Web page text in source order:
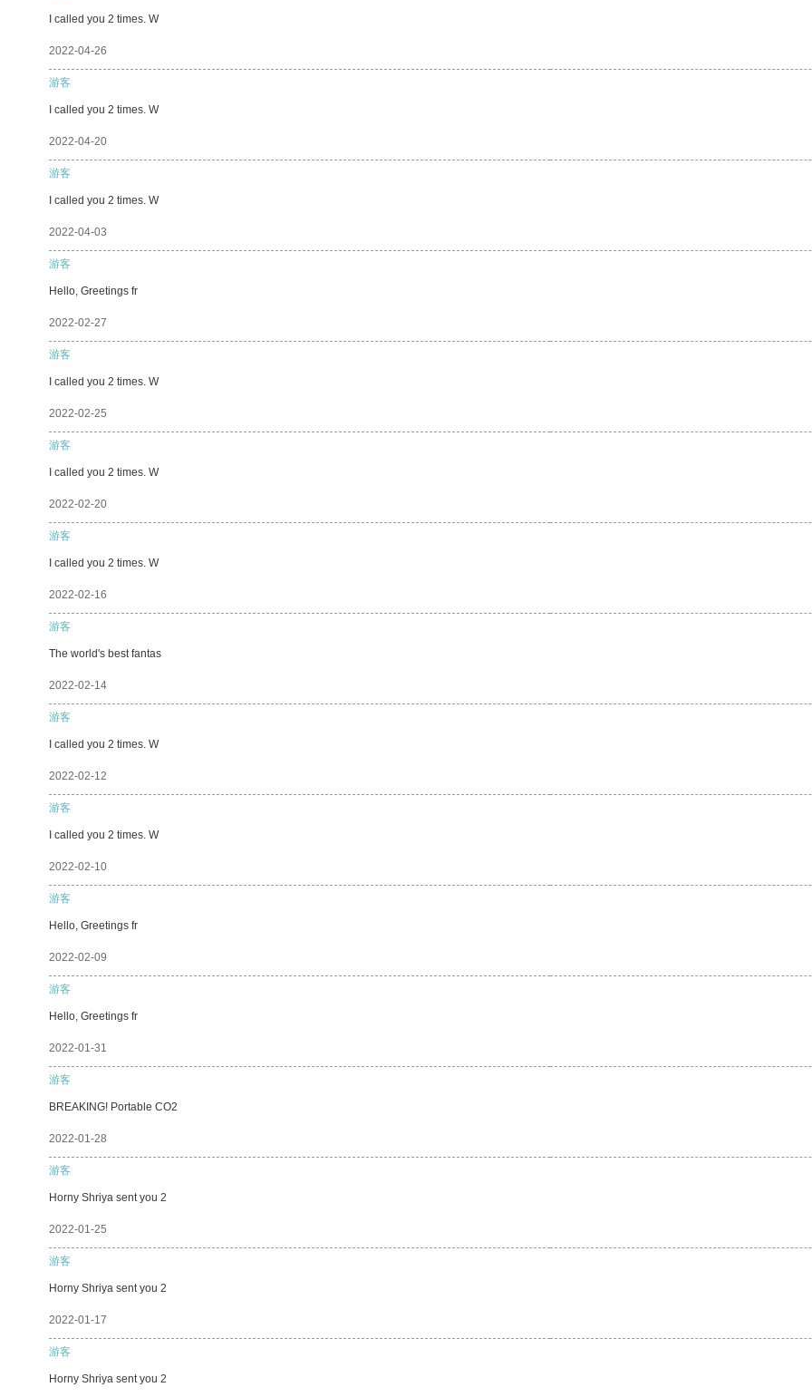
I called you 2 times. W
2022-04-26
游客
I called you 2 times. W
2022-04-20
游客
I called you 2 times. W
2022-04-03
游客
Hello, Greetings fr
2022-02-27
游客
I called you 2 times. W
2022-02-25
游客
I called you 2 times. W
2022-02-20
游客
I called you 2 times. W
2022-02-16
游客
The world's best fantas
2022-02-14
游客
I called you 2 times. W
2022-02-12
游客
I called you 2 times. W
2022-02-10
游客
Hello, Greetings fr
2022-02-09
游客
Hello, Greetings fr
2022-01-31
游客
BREAKING! Portable CO2
2022-01-28
游客
Horny Shriya sent you 2
2022-01-25
游客
Horny Shriya sent you 2
2022-01-17
游客
Horny Shriya sent you 2